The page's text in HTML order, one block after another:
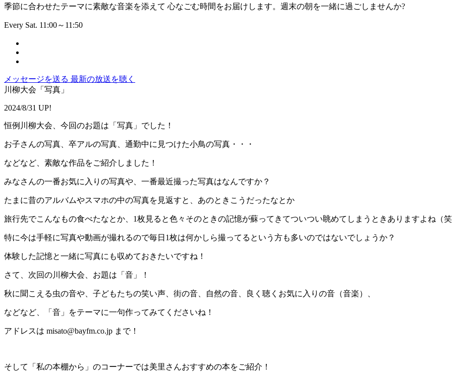
季節に合わせたテーマに素敵な音楽を添えて 心なごむ時間をお届けします。週末の朝を一緒に過ごしませんか?
Every Sat. 11:00～11:50
メッセージを送る 最新の放送を聴く
川柳大会「写真」
2024/8/31 UP!
恒例川柳大会、今回のお題は「写真」でした！
お子さんの写真、卒アルの写真、通勤中に見つけた小鳥の写真・・・
などなど、素敵な作品をご紹介しました！
みなさんの一番お気に入りの写真や、一番最近撮った写真はなんですか？
たまに昔のアルバムやスマホの中の写真を見返すと、あのときこうだったなとか
旅行先でこんなもの食べたなとか、1枚見ると色々そのときの記憶が蘇ってきてついつい眺めてしまうときありますよね（
特に今は手軽に写真や動画が撮れるので毎日1枚は何かしら撮ってるという方も多いのではないでしょうか？
体験した記憶と一緒に写真にも収めておきたいですね！
さて、次回の川柳大会、お題は「音」！
秋に聞こえる虫の音や、子どもたちの笑い声、街の音、自然の音、良く聴くお気に入りの音（音楽）、
などなど、「音」をテーマに一句作ってみてくださいね！
アドレスは misato@bayfm.co.jp まで！
そして「私の本棚から」のコーナーでは美里さんおすすめの本をご紹介！